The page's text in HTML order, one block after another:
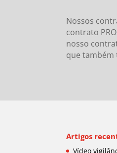
Nossos
contrato
nosso
quetambém
Artigos
Vídeo